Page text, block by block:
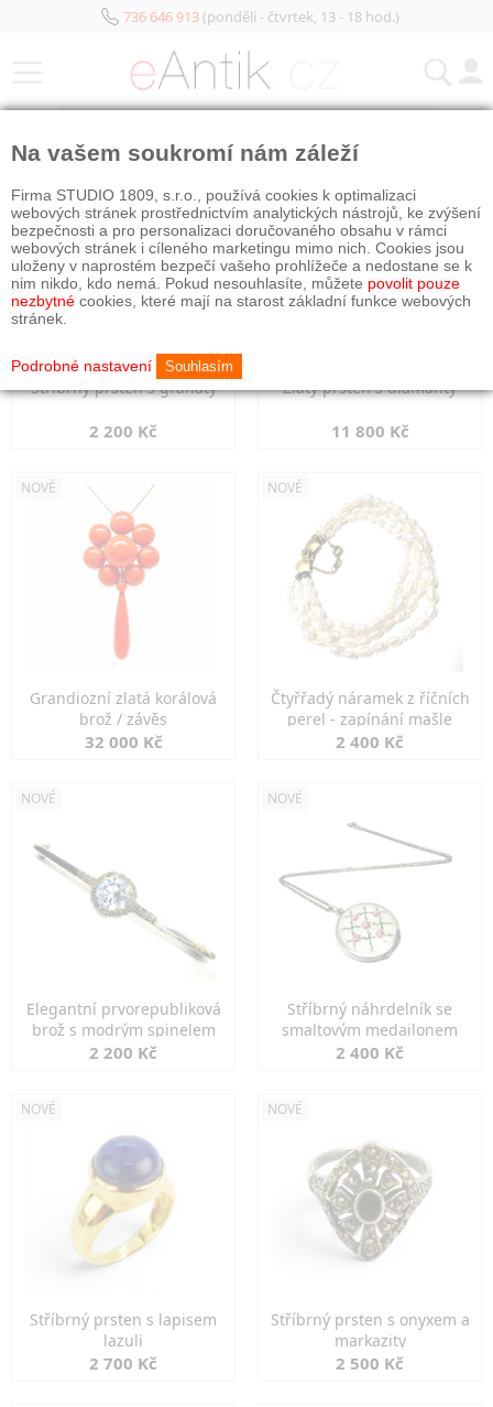
736 646 913(pondělí - čtvrtek, 13 - 18 hod.)
Stříbrný prsten s granáty
2 200 Kč
Zlatý prsten s diamanty
11 800 Kč
NOVÉ
Grandiozní zlatá korálová
brož / závěs
32 000 Kč
NOVÉ
Čtyřřadý náramek z říčních
perel - zapínání mašle
2 400 Kč
NOVÉ
Elegantní prvorepubliková
brož s modrým spinelem
2 200 Kč
NOVÉ
Stříbrný náhrdelník se
smaltovým medailonem
2 400 Kč
NOVÉ
Stříbrný prsten s lapisem
lazuli
2 700 Kč
NOVÉ
Stříbrný prsten s onyxem a
markazity
2 500 Kč
Na vašem soukromí nám záleží
Firma STUDIO 1809, s.r.o., používá cookies k optimalizaci
webových stránek prostřednictvím analytických nástrojů, ke zvýšení
bezpečnosti a pro personalizaci doručovaného obsahu v rámci
webových stránek i cíleného marketingu mimo nich. Cookies jsou
uloženy v naprostém bezpečí vašeho prohlížeče a nedostane se k
nim nikdo, kdo nemá. Pokud nesouhlasíte, můžete povolit pouze
nezbytné cookies, které mají na starost základní funkce webových
stránek.
Podrobné nastavení Souhlasím